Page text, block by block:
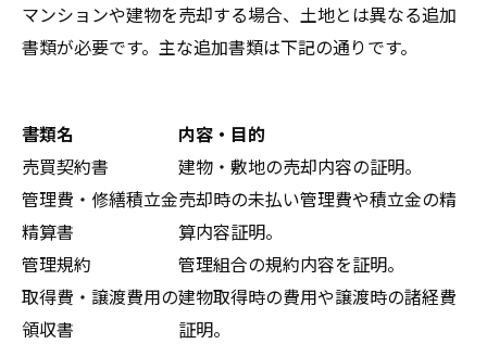
マンションや建物を売却する場合、土地とは異なる追加
書類が必要です。主な追加書類は下記の通りです。
書類名
内容・目的
売買契約書
建物・敷地の売却内容の証明。
管理費・修繕積立金
精算書
売却時の未払い管理費や積立金の精
算内容証明。
管理規約
管理組合の規約内容を証明。
取得費・譲渡費用の
領収書
建物取得時の費用や譲渡時の諸経費
証明。